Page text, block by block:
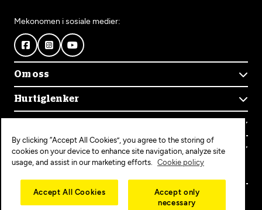
Mekonomen i sosiale medier:
Om oss
Om Mekonomen
Mekonomens historie
Jobb i Mekonomen
Bærekraft
Bli Mekonomen-verksted
Hurtiglenker
Finn verksted
Bestill time
Opprett konto
Kundeservice
Ofte stilte spørsmål
Mekonomen+
Personvern
Populære tjenester
Bilservice
EU-kontroll
Diagnose/Feilsøking
Copyright © 2025 MEKO Norway AS
Personvernerklæring
By clicking “Accept All Cookies”, you agree to the storing of
cookies on your device to enhance site navigation, analyze site
usage, and assist in our marketing efforts.
Cookie policy
Accept All Cookies
Accept only
necessary